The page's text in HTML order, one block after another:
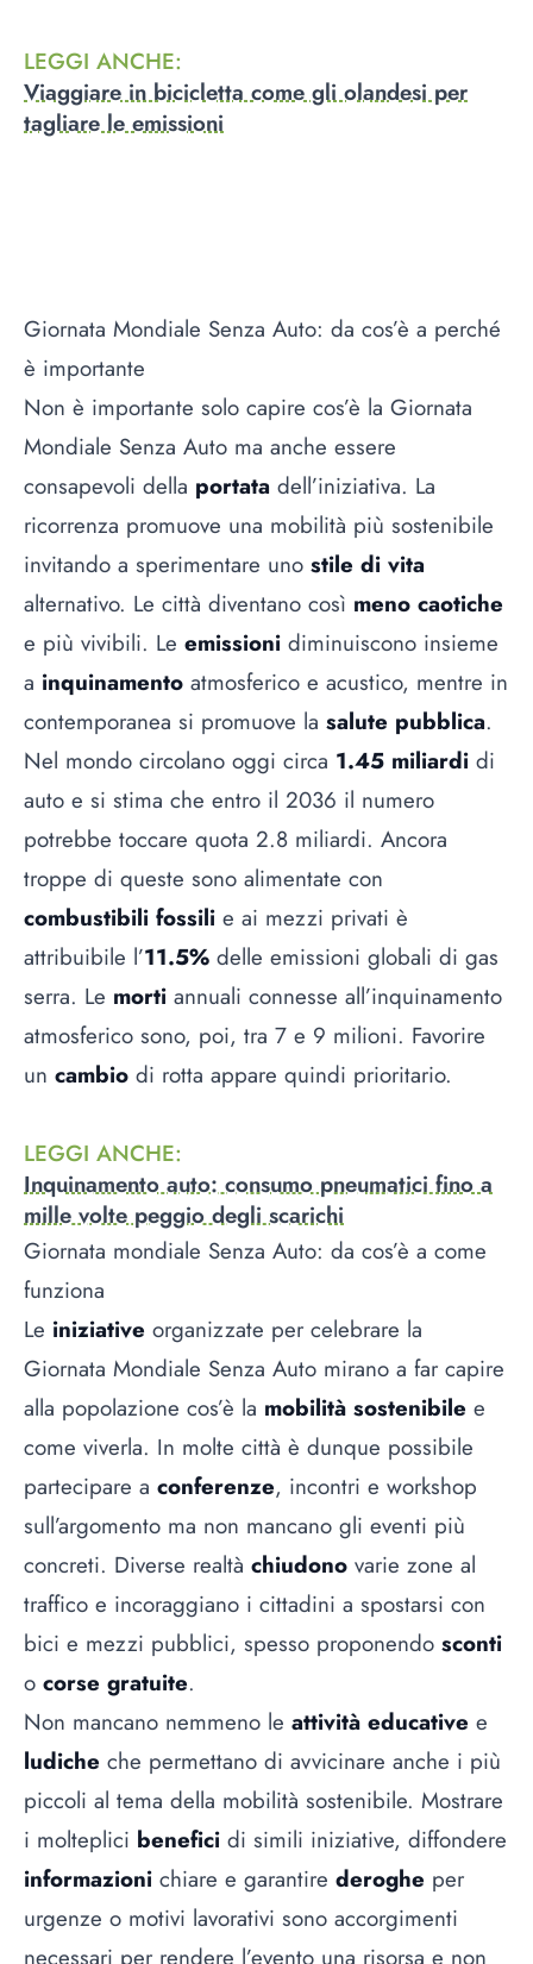
LEGGI ANCHE:
Viaggiare in bicicletta come gli olandesi per
tagliare le emissioni
Giornata Mondiale Senza Auto: da cos’è a perché
è importante
Non è importante solo capire cos’è la Giornata
Mondiale Senza Auto ma anche essere
consapevoli della portata dell’iniziativa. La
ricorrenza promuove una mobilità più sostenibile
invitando a sperimentare uno stile di vita
alternativo. Le città diventano così meno caotiche
e più vivibili. Le emissioni diminuiscono insieme
a inquinamento atmosferico e acustico, mentre in
contemporanea si promuove la salute pubblica.
Nel mondo circolano oggi circa 1.45 miliardi di
auto e si stima che entro il 2036 il numero
potrebbe toccare quota 2.8 miliardi. Ancora
troppe di queste sono alimentate con
combustibili fossili e ai mezzi privati è
attribuibile l’11.5% delle emissioni globali di gas
serra. Le morti annuali connesse all’inquinamento
atmosferico sono, poi, tra 7 e 9 milioni. Favorire
un cambio di rotta appare quindi prioritario.
LEGGI ANCHE:
Inquinamento auto: consumo pneumatici fino a
mille volte peggio degli scarichi
Giornata mondiale Senza Auto: da cos’è a come
funziona
Le iniziative organizzate per celebrare la
Giornata Mondiale Senza Auto mirano a far capire
alla popolazione cos’è la mobilità sostenibile e
come viverla. In molte città è dunque possibile
partecipare a conferenze, incontri e workshop
sull’argomento ma non mancano gli eventi più
concreti. Diverse realtà chiudono varie zone al
traffico e incoraggiano i cittadini a spostarsi con
bici e mezzi pubblici, spesso proponendo sconti
o corse gratuite.
Non mancano nemmeno le attività educative e
ludiche che permettano di avvicinare anche i più
piccoli al tema della mobilità sostenibile. Mostrare
i molteplici benefici di simili iniziative, diffondere
informazioni chiare e garantire deroghe per
urgenze o motivi lavorativi sono accorgimenti